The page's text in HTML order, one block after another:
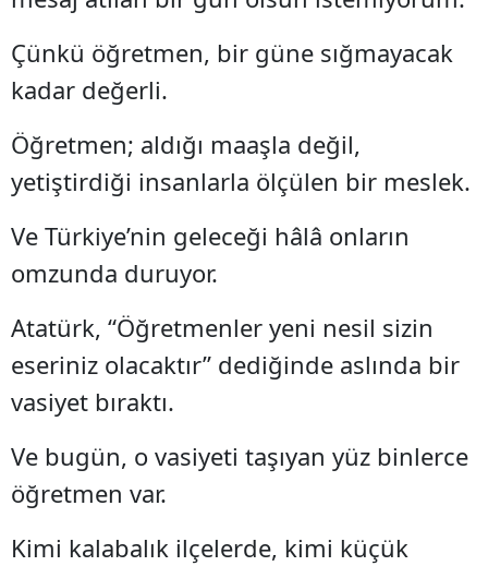
Çünkü öğretmen, bir güne sığmayacak
kadar değerli.
Öğretmen; aldığı maaşla değil,
yetiştirdiği insanlarla ölçülen bir meslek.
Ve Türkiye’nin geleceği hâlâ onların
omzunda duruyor.
Atatürk, “Öğretmenler yeni nesil sizin
eseriniz olacaktır” dediğinde aslında bir
vasiyet bıraktı.
Ve bugün, o vasiyeti taşıyan yüz binlerce
öğretmen var.
Kimi kalabalık ilçelerde, kimi küçük